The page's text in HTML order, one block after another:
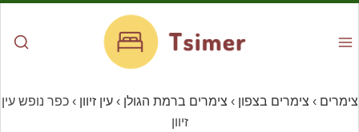
צימרים › צימרים בצפון › צימרים ברמת הגולן ›עין זיוון ›כפר נופש עין
זיוון